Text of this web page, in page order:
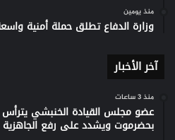
منذ يومين
وزارة الدفاع تطلق حملة أمنية
آخر الأخبار
منذ 3 ساعات
عضو مجلس القيادة الخنبشي يترأس
بحضرموت ويشدد على رفع الجاهزية